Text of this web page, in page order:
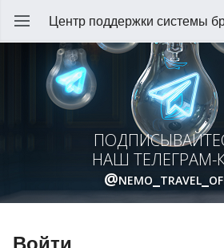
Центр поддержки системы
НАШ ТЕЛЕГРАМ-
Войти